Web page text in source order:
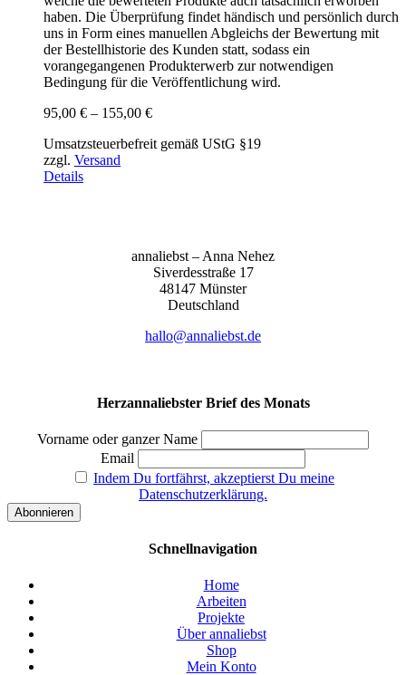
haben. Die Überprüfung findet händisch und persönlich durch
uns in Form eines manuellen Abgleichs der Bewertung mit
der Bestellhistorie des Kunden statt, sodass ein
vorangegangenen Produkterwerb zur notwendigen
Bedingung für die Veröffentlichung wird.
95,00 € – 155,00 €Preisspanne:
bis
Umsatzsteuerbefreit gemäß UStG §19
zzgl. Versand
Details
anna­liebst – Anna Nehez
Sive­r­des­stra­ße 17
48147 Müns­ter
Deutsch­land
hallo@annaliebst.de
Herzannaliebster Brief des Monats
Vorname oder ganzer Name
Email
Indem Du fortfährst, akzeptierst Du meine
Datenschutzerklärung.
Schnellnavigation
Home
Arbeiten
Projekte
Über annaliebst
Shop
Mein Konto